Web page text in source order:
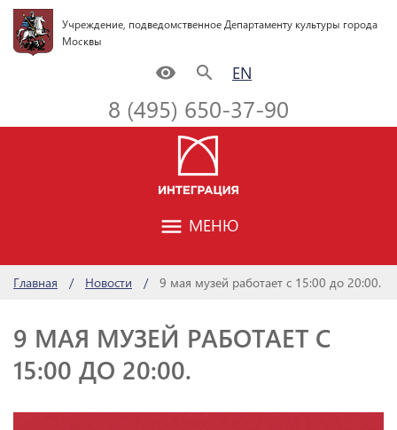
Учреждение, подведомственное Департаменту культуры города
Москвы
remove_red_eye search EN
8 (495) 650-37-90
menu МЕНЮ
Главная Новости 9 мая музей работает с 15:00 до 20:00.
9 МАЯ МУЗЕЙ РАБОТАЕТ С
15:00 ДО 20:00.